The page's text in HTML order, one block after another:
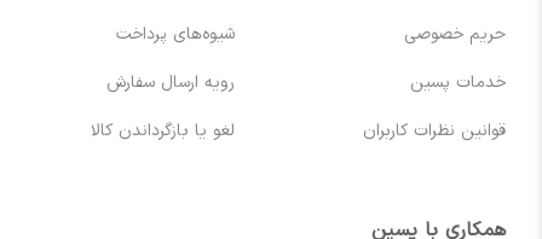
حریم خصوصی
خدمات پسین
قوانین نظرات کاربران
شیوه‌های پرداخت
رویه ارسال سفارش
لغو یا بازگرداندن کالا
همکاری با پسین